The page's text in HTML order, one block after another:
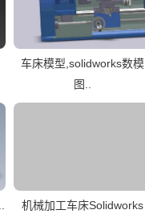
车床模型,solidworks数模
图..
机械加工车床Solidworks